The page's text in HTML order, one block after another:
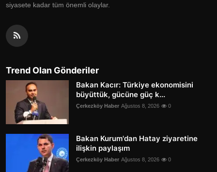
siyasete kadar tüm önemli olaylar.
Trend Olan Gönderiler
Bakan Kacır: Türkiye ekonomisini
büyüttük, gücüne güç k...
Çerkezköy Haber Ağustos 8, 2026 0
Bakan Kurum'dan Hatay ziyaretine
ilişkin paylaşım
Çerkezköy Haber Ağustos 8, 2026 0